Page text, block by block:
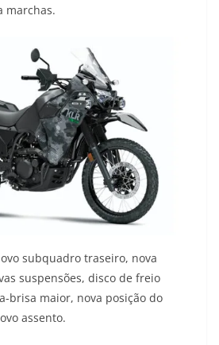
marchas.
subquadro traseiro, nova
suspensões, disco de freio
brisa maior, nova posição do
assento.